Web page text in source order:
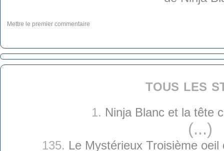
Mettre le premier commentaire
tous les
1. Ninja Blanc et la tête
(...)
135. Le Mystérieux Troisième oeil